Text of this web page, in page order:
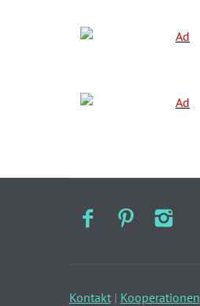
Kontakt| Kooperationen